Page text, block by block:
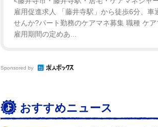
雇用促進求人 「藤井寺駅」から徒歩6分、
せんか?パート勤務のケアマネ募集 職種 ケ
雇用期間の定めあ...
Sponsored by
おすすめニュース